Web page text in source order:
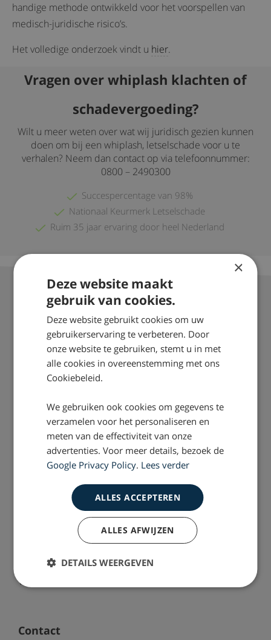
handige methode ontwikkeld voor het voorspellen van
medisch-juridische risico’s.
Het volledige onderzoek vindt u hier.
Vragen over whiplash klachten of
schadevergoeding?
Wilt u meer weten over wat wij juridisch gezien kunnen
doen om bij een whiplash, letselschade voor u te
verhalen? Neem dan contact op via telefoonnummer:
0800 – 2490300
Succespercentage van 98%
Nationaal Keurmerk Letselschade
Ruim 35 jaar ervaring door heel Nederland
Over Drost
Onze mensen
Werkwijze
Vacatures
Sitemap
Letselschade
Hulp bij letselschade
Voorbeelden letselschade
Kosten letselschade
Vergoeding bij letselschade
Contact
×
Deze website maakt
gebruik van cookies.
Deze website gebruikt cookies om uw
gebruikerservaring te verbeteren. Door
onze website te gebruiken, stemt u in met
alle cookies in overeenstemming met ons
Cookiebeleid.
We gebruiken ook cookies om gegevens te
verzamelen voor het personaliseren en
meten van de effectiviteit van onze
advertenties. Voor meer details, bezoek de
Google Privacy Policy. Lees verder
ALLES ACCEPTEREN
ALLES AFWIJZEN
DETAILS WEERGEVEN